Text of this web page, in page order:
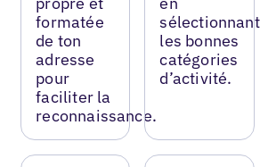
formatée
de ton
adresse
pour
faciliter la
reconnaissance.
sélectionnant
les bonnes
catégories
d’activité.